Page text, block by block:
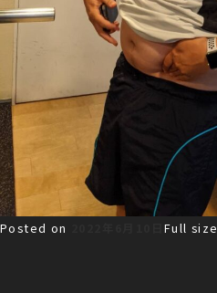
Posted on 2022年6月10日Full size